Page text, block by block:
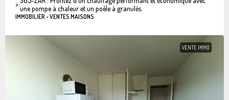
>:une pompe à chaleur et un poêle à granulés.
IMMOBILIER - VENTES MAISONS
VENTE IMMO